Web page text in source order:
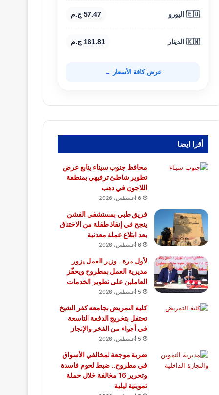
🇪🇺 اليورو 57.47 ج.م
🇰🇼 الدينار 161.81 ج.م
عرض كافة الأسعار ←
أقرا ايضا
محافظ جنوب سيناء يتابع عرض
تطوير شاطئ ترفيهي بمنطقة
اللاجون في دهب
6 أغسطس، 2026
فريق طبي بمستشفى الفشن
ينجح في إنقاذ طفلة من الاختناق
بعد ابتلاع عملة معدنية
6 أغسطس، 2026
لأول مرة.. وزير العمل يزور
مديرية العمل بمطروح ويحفّز
العاملين على تطوير الخدمات
5 أغسطس، 2026
كلية التمريض بجامعة كفر الشيخ
تحتفل بتخريج الدفعة التاسعة
في أجواء من الفخر والإنجاز
5 أغسطس، 2026
ضربة موجعة لمخالفي الأسواق
في مطروح.. ضبط لحوم فاسدة
وتحرير 16 مخالفة خلال حملة
تموينية ليلية